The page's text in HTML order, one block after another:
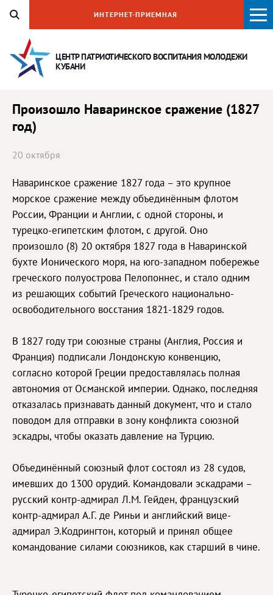
ЦЕНТР ПАТРИОТИЧЕСКОГО ВОСПИТАНИЯМОЛОДЕЖИ
КУБАНИ
ИНТЕРНЕТ-ПРИЕМНАЯ
Произошло Наваринское сражение (1827
год)
20 октября
Наваринское сражение 1827 года – это крупное
морское сражение между объединённым флотом
России, Франции и Англии, с одной стороны, и
турецко-египетским флотом, с другой. Оно
произошло (8) 20 октября 1827 года в Наваринской
бухте Ионического моря, на юго-западном побережье
греческого полуострова Пелопоннес, и стало одним
из решающих событий Греческого национально-
освободительного восстания 1821-1829 годов.
В 1827 году три союзные страны (Англия, Россия и
Франция) подписали Лондонскую конвенцию,
согласно которой Греции предоставлялась полная
автономия от Османской империи. Однако, последняя
отказалась признавать данный документ, что и стало
поводом для отправки в зону конфликта союзной
эскадры, чтобы оказать давление на Турцию.
Объединённый союзный флот состоял из 28 судов,
имевших до 1300 орудий. Командовали эскадрами –
русский контр-адмирал Л.М. Гейден, французский
контр-адмирал А.Г. де Риньи и английский вице-
адмирал Э.Кодрингтон, который и принял общее
командование силами союзников, как старший в чине.